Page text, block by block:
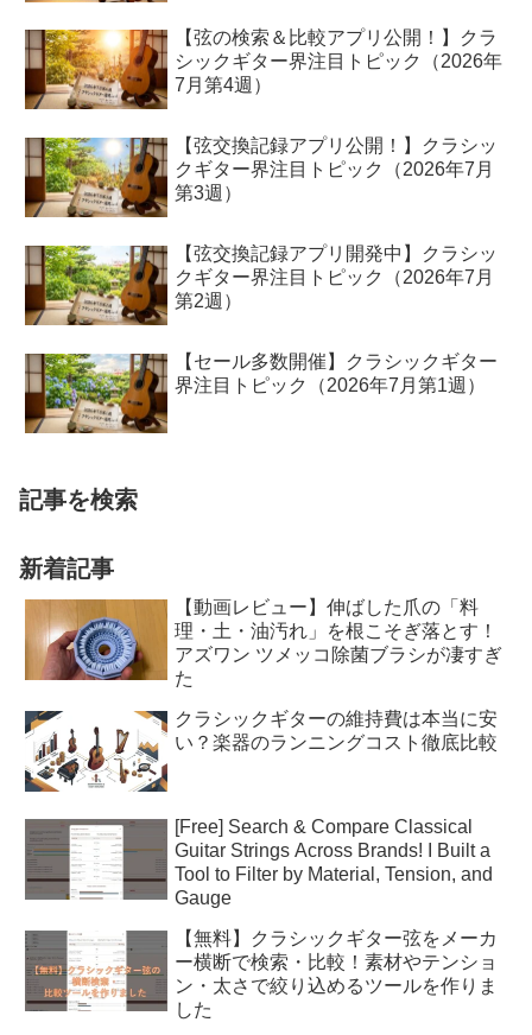
【弦の検索＆比較アプリ公開！】クラ
シックギター界注目トピック（2026年
7月第4週）
【弦交換記録アプリ公開！】クラシッ
クギター界注目トピック（2026年7月
第3週）
【弦交換記録アプリ開発中】クラシッ
クギター界注目トピック（2026年7月
第2週）
【セール多数開催】クラシックギター
界注目トピック（2026年7月第1週）
記事を検索
新着記事
【動画レビュー】伸ばした爪の「料
理・土・油汚れ」を根こそぎ落とす！
アズワン ツメッコ除菌ブラシが凄すぎ
た
クラシックギターの維持費は本当に安
い？楽器のランニングコスト徹底比較
[Free] Search & Compare Classical
Guitar Strings Across Brands! I Built a
Tool to Filter by Material, Tension, and
Gauge
【無料】クラシックギター弦をメーカ
ー横断で検索・比較！素材やテンショ
ン・太さで絞り込めるツールを作りま
した